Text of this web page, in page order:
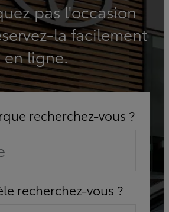
pas l'occasion
la facilement
en ligne.
recherchez-vous ?
recherchez-vous ?